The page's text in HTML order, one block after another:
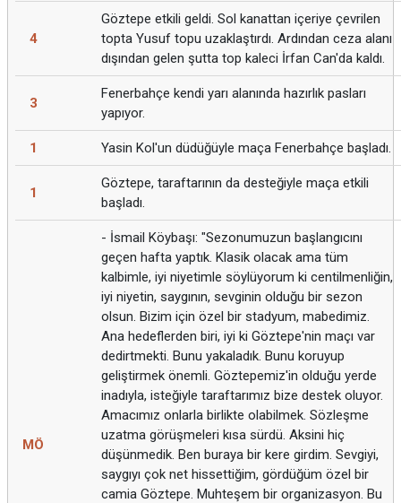
4
Göztepe etkili geldi. Sol kanattan içeriye çevrilen
topta Yusuf topu uzaklaştırdı. Ardından ceza alanı
dışından gelen şutta top kaleci İrfan Can'da kaldı.
3
Fenerbahçe kendi yarı alanında hazırlık pasları
yapıyor.
1 Yasin Kol'un düdüğüyle maça Fenerbahçe başladı.
1
Göztepe, taraftarının da desteğiyle maça etkili
başladı.
MÖ
- İsmail Köybaşı: "Sezonumuzun başlangıcını
geçen hafta yaptık. Klasik olacak ama tüm
kalbimle, iyi niyetimle söylüyorum ki centilmenliğin,
iyi niyetin, saygının, sevginin olduğu bir sezon
olsun. Bizim için özel bir stadyum, mabedimiz.
Ana hedeflerden biri, iyi ki Göztepe'nin maçı var
dedirtmekti. Bunu yakaladık. Bunu koruyup
geliştirmek önemli. Göztepemiz'in olduğu yerde
inadıyla, isteğiyle taraftarımız bize destek oluyor.
Amacımız onlarla birlikte olabilmek. Sözleşme
uzatma görüşmeleri kısa sürdü. Aksini hiç
düşünmedik. Ben buraya bir kere girdim. Sevgiyi,
saygıyı çok net hissettiğim, gördüğüm özel bir
camia Göztepe. Muhteşem bir organizasyon. Bu